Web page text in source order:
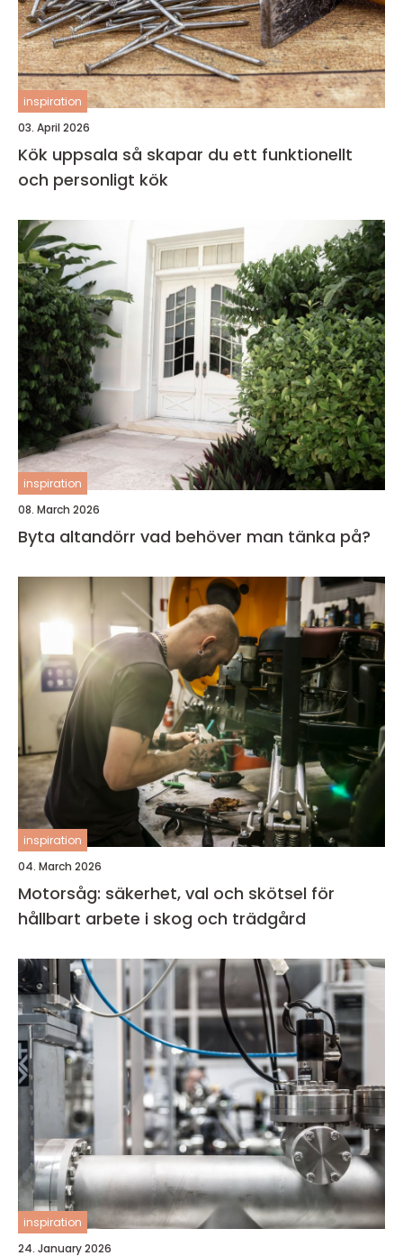
inspiration
03. April 2026
Kök uppsala så skapar du ett funktionellt
och personligt kök
inspiration
08. March 2026
Byta altandörr vad behöver man tänka på?
inspiration
04. March 2026
Motorsåg: säkerhet, val och skötsel för
hållbart arbete i skog och trädgård
inspiration
24. January 2026